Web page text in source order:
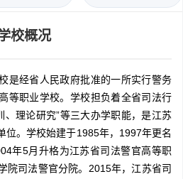
校概况
是经省人民政府批准的一所实行警务
等职业学校。学校担负着全省司法行
、理论研究”等三大办学职能，是江苏
位。学校始建于1985年，1997年更名
年5月升格为江苏省司法警官高等职
院司法警官分院。2015年，江苏省司